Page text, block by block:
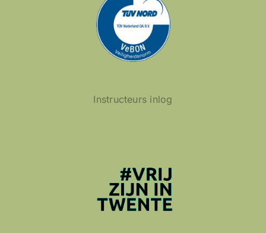
Instructeurs inlog